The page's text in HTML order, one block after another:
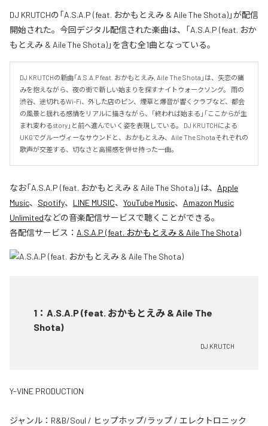
DJ KRUTCHの「A.S.A.P (feat. おかもとえみ & Aile The Shota)」が配信
開始された。今回デジタル配信された楽曲は、「A.S.A.P (feat. おか
もとえみ & Aile The Shota)」を含む全1曲となっている。
DJ KRUTCHの新曲「A.S.A.P feat. おかもとえみ, Aile The Shota」は、失恋の痛
みを抱えながら、夜の街で新しい始まりを探すナイトウォークソング。 雨の
渋谷、途切れるWi-Fi、外した店のピン、煙草と爆音が響くクラブなど、都会
の風景と揺れる感情をリアルに描きながら、「終われば始まる」「ここからが生
まれ変わるstory」と前へ進んでいく姿を表現している。 DJ KRUTCHによる
UKGでグルーヴィーなサウンドと、おかもとえみ、Aile The Shotaそれぞれの
歌声が交差する、切なさと高揚感を併せ持った一曲。
なお「A.S.A.P (feat. おかもとえみ & Aile The Shota)」は、 Apple
Music、 Spotify、 LINE MUSIC、 YouTube Music、 Amazon Music
Unlimitedなどの音楽配信サービスで聴くことができる。
各配信サービス： A.S.A.P (feat. おかもとえみ & Aile The Shota)
1 ： A.S.A.P (feat. おかもとえみ & Aile The
Shota)
DJ KRUTCH
Y-VINE PRODUCTION
ジャンル： R&B/Soul / ヒップホップ/ラップ / エレクトロニック